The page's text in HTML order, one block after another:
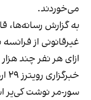
می‌خوردند.
به گزارش رسانه‌ها،
غیرقانونی از
ازای هر نفر چند
سور-مر نوشت کی‌یر